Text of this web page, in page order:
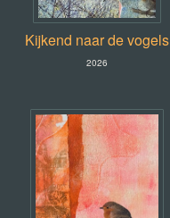
Kijkend naar de vogels
2026